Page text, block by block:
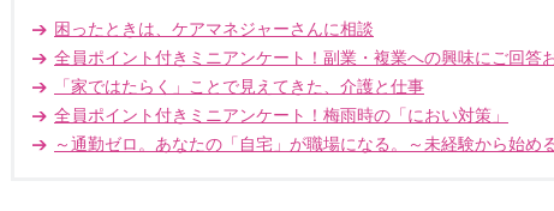
困ったときは、ケアマネジャーさんに相談
全員ポイント付きミニアンケート！副業・複業への興味にご回答
「家ではたらく」ことで見えてきた、介護と仕事
全員ポイント付きミニアンケート！梅雨時の「におい対策」
～通勤ゼロ。あなたの「自宅」が職場になる。～未経験から始め